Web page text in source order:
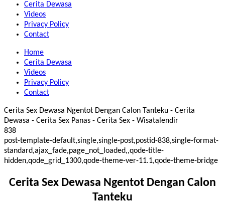
Cerita Dewasa
Videos
Privacy Policy
Contact
Home
Cerita Dewasa
Videos
Privacy Policy
Contact
Cerita Sex Dewasa Ngentot Dengan Calon Tanteku - Cerita
Dewasa - Cerita Sex Panas - Cerita Sex - Wisatalendir
838
post-template-default,single,single-post,postid-838,single-format-
standard,ajax_fade,page_not_loaded,,qode-title-
hidden,qode_grid_1300,qode-theme-ver-11.1,qode-theme-bridge
Cerita Sex Dewasa Ngentot Dengan Calon
Tanteku